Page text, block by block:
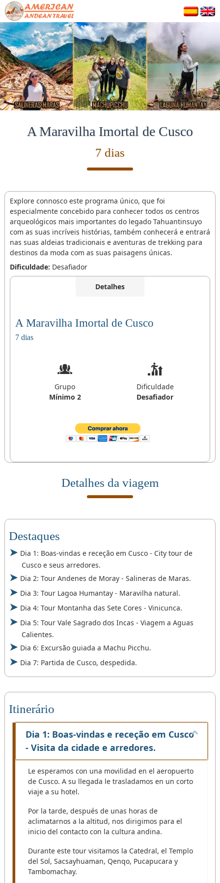
A Maravilha Imortal de Cusco
7 dias
Explore connosco este programa único, que foi
especialmente concebido para conhecer todos os centros
arqueológicos mais importantes do legado Tahuantinsuyo
com as suas incríveis histórias, também conhecerá e entrará
nas suas aldeias tradicionais e aventuras de trekking para
destinos da moda com as suas paisagens únicas.
Dificuldade: Desafiador
Detalhes
A Maravilha Imortal de Cusco
7 dias
Grupo
Mínimo 2
Dificuldade
Desafiador
Detalhes da viagem
Destaques
Dia 1: Boas-vindas e receção em Cusco - City tour de
Cusco e seus arredores.
Dia 2: Tour Andenes de Moray - Salineras de Maras.
Dia 3: Tour Lagoa Humantay - Maravilha natural.
Dia 4: Tour Montanha das Sete Cores - Vinicunca.
Dia 5: Tour Vale Sagrado dos Incas - Viagem a Aguas
Calientes.
Dia 6: Excursão guiada a Machu Picchu.
Dia 7: Partida de Cusco, despedida.
Itinerário
Dia 1: Boas-vindas e receção em Cusco
- Visita da cidade e arredores.
Le esperamos con una movilidad en el aeropuerto
de Cusco. A su llegada le trasladamos en un corto
viaje a su hotel.
Por la tarde, después de unas horas de
aclimatarnos a la altitud, nos dirigimos para el
inicio del contacto con la cultura andina.
Durante este tour visitamos la Catedral, el Templo
del Sol, Sacsayhuaman, Qenqo, Pucapucara y
Tambomachay.